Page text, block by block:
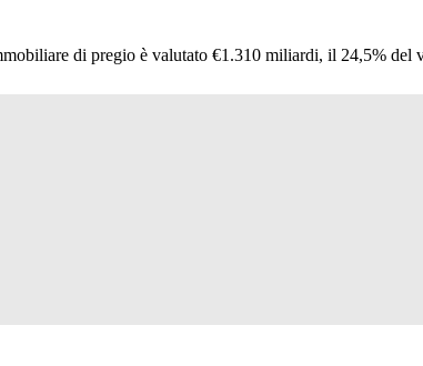
di pregio è valutato €1.310 miliardi, il 24,5% del